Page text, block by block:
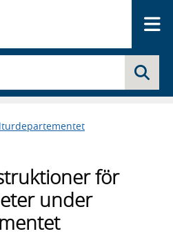
för
under